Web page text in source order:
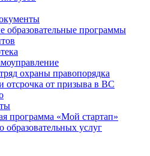
образовательные программы
охраны правопорядка
отсрочка от призыва в ВС
программа «Мой стартап»
образовательных услуг